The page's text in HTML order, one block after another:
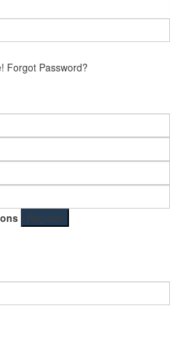
Forgot Password?
Register